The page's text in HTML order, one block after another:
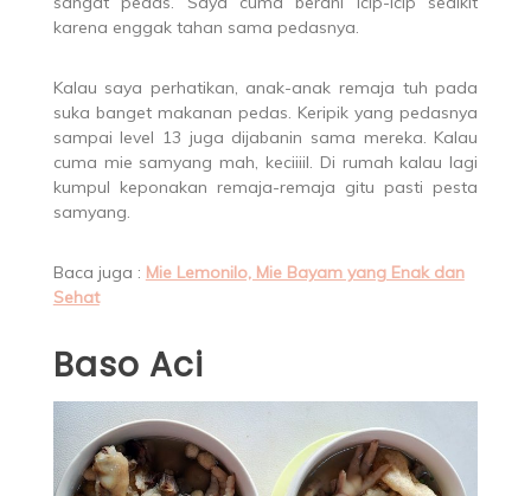
karena enggak tahan sama pedasnya.
Kalau saya perhatikan, anak-anak remaja tuh pada
suka banget makanan pedas. Keripik yang pedasnya
sampai level 13 juga dijabanin sama mereka. Kalau
cuma mie samyang mah, keciiiil. Di rumah kalau lagi
kumpul keponakan remaja-remaja gitu pasti pesta
samyang.
Baca juga : Mie Lemonilo, Mie Bayam yang Enak dan
Sehat
Baso Aci